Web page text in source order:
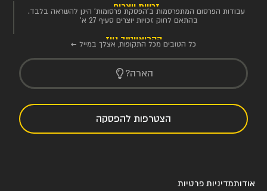
זכויות יוצרים
עבודות הפרסום המתפרסמות ב'הפסקת פרסומות' הינן להשראה בלבד.
בהתאם לחוק זכויות יוצרים סעיף 27 א'
הקריאייטיב ניוז
כל הטובים מכל התקופות, אצלך במייל ←
הארה?
הצטרפות להפסקה
אודותמדיניות פרטיות